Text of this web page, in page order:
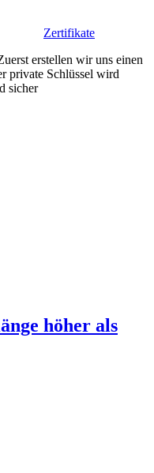
Zertifikate
erstellen wir uns einen
private Schlüssel wird
sicher
höher als